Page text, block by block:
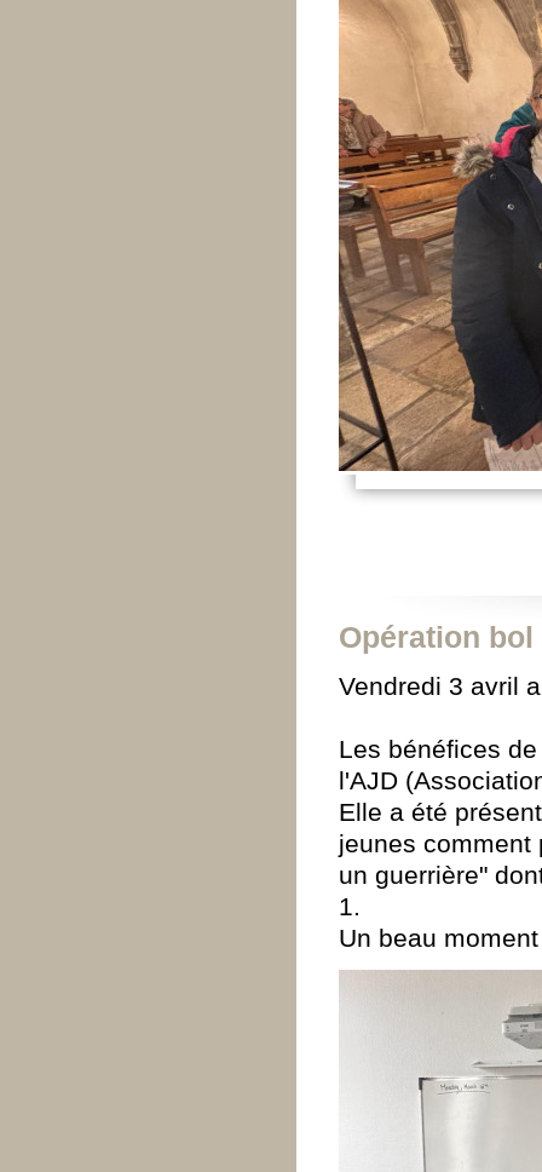
Opération bol
Vendredi 3 avril
Les bénéfices
l'AJD
Elle a été
jeunes comment
un guerrière"
1.
Un beau